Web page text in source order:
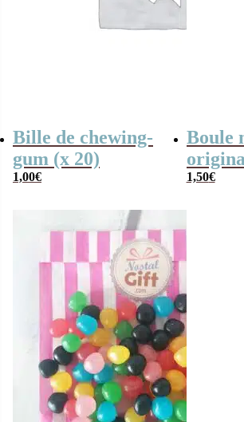
Bille de chewing-
gum (x 20)
1,00€
Boule
1,50€